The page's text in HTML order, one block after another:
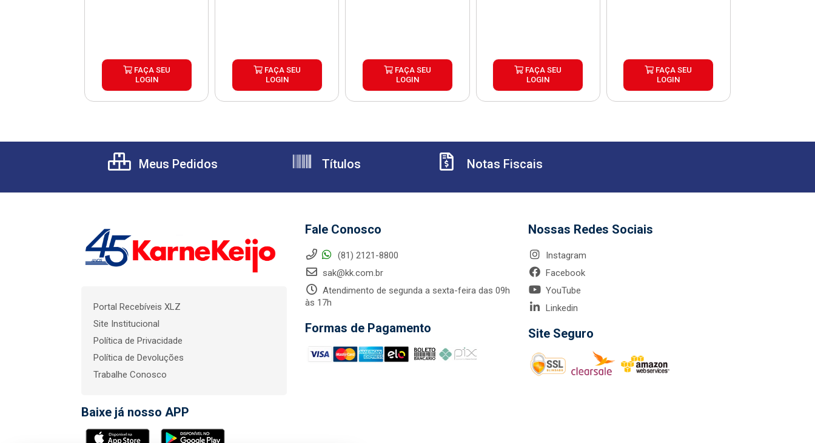
FAÇA SEU
LOGIN
FAÇA SEU
LOGIN
FAÇA SEU
LOGIN
FAÇA SEU
LOGIN
FAÇA SEU
LOGIN
Meus Pedidos Títulos Notas Fiscais
Portal Recebíveis XLZ
Site Institucional
Política de Privacidade
Política de Devoluções
Trabalhe Conosco
Baixe já nosso APP
Fale Conosco
(81) 2121-8800
sak@kk.com.br
Atendimento de segunda a sexta-feira das 09h
às 17h
Formas de Pagamento
Nossas Redes Sociais
Instagram
Facebook
YouTube
Linkedin
Site Seguro